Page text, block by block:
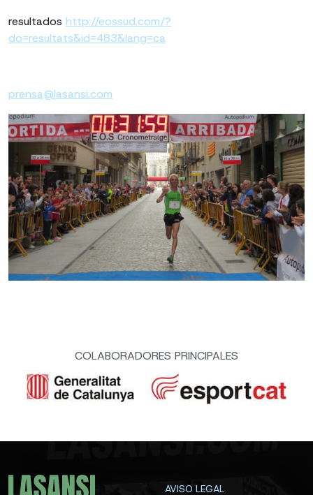
resultados http://eossud.com/?
do=resultats&id=483&lang=ca
prensa@lasansi.com
COLABORADORES PRINCIPALES
AVISO LEGAL